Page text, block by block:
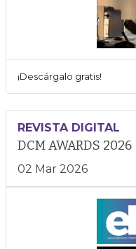
¡Descárgalo gratis!
REVISTA DIGITAL
DCM AWARDS 2026
02 Mar 2026